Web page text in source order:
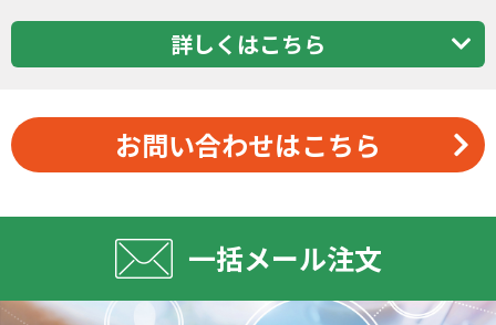
詳しくはこちら
お問い合わせはこちら
一括メール注文